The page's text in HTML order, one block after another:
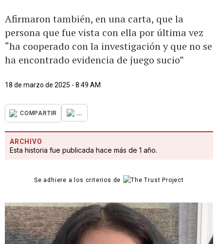
Afirmaron también, en una carta, que la
persona que fue vista con ella por última vez
“ha cooperado con la investigación y que no se
ha encontrado evidencia de juego sucio”
18 de marzo de 2025 - 8:49 AM
COMPARTIR ...
ARCHIVO
Esta historia fue publicada hace más de 1 año.
Se adhiere a los criterios de